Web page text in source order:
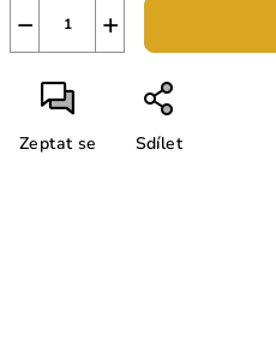
+
−
Zeptat se Sdílet